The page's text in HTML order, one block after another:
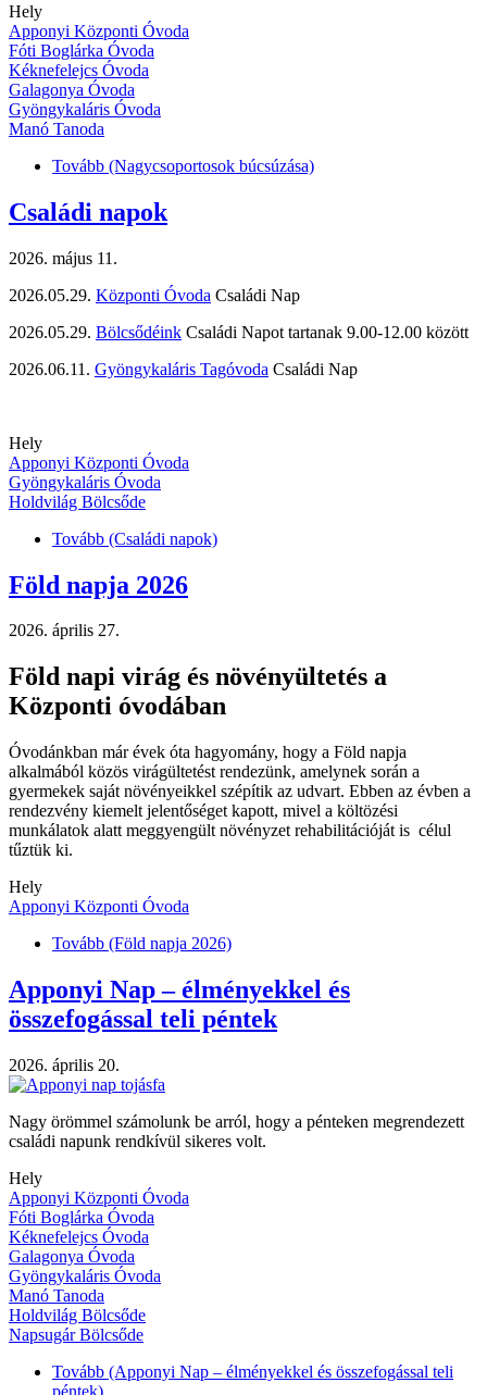
Hely
Apponyi Központi Óvoda
Fóti Boglárka Óvoda
Kéknefelejcs Óvoda
Galagonya Óvoda
Gyöngykaláris Óvoda
Manó Tanoda
Tovább (Nagycsoportosok búcsúzása)
Családi napok
2026. május 11.
2026.05.29. Központi Óvoda Családi Nap
2026.05.29. Bölcsődéink Családi Napot tartanak 9.00-12.00 között
2026.06.11. Gyöngykaláris Tagóvoda Családi Nap
Hely
Apponyi Központi Óvoda
Gyöngykaláris Óvoda
Holdvilág Bölcsőde
Tovább (Családi napok)
Föld napja 2026
2026. április 27.
Föld napi virág és növényültetés a
Központi óvodában
Óvodánkban már évek óta hagyomány, hogy a Föld napja
alkalmából közös virágültetést rendezünk, amelynek során a
gyermekek saját növényeikkel szépítik az udvart. Ebben az évben a
rendezvény kiemelt jelentőséget kapott, mivel a költözési
munkálatok alatt meggyengült növényzet rehabilitációját is célul
tűztük ki.
Hely
Apponyi Központi Óvoda
Tovább (Föld napja 2026)
Apponyi Nap – élményekkel és
összefogással teli péntek
2026. április 20.
Nagy örömmel számolunk be arról, hogy a pénteken megrendezett
családi napunk rendkívül sikeres volt.
Hely
Apponyi Központi Óvoda
Fóti Boglárka Óvoda
Kéknefelejcs Óvoda
Galagonya Óvoda
Gyöngykaláris Óvoda
Manó Tanoda
Holdvilág Bölcsőde
Napsugár Bölcsőde
Tovább (Apponyi Nap – élményekkel és összefogással teli
péntek)